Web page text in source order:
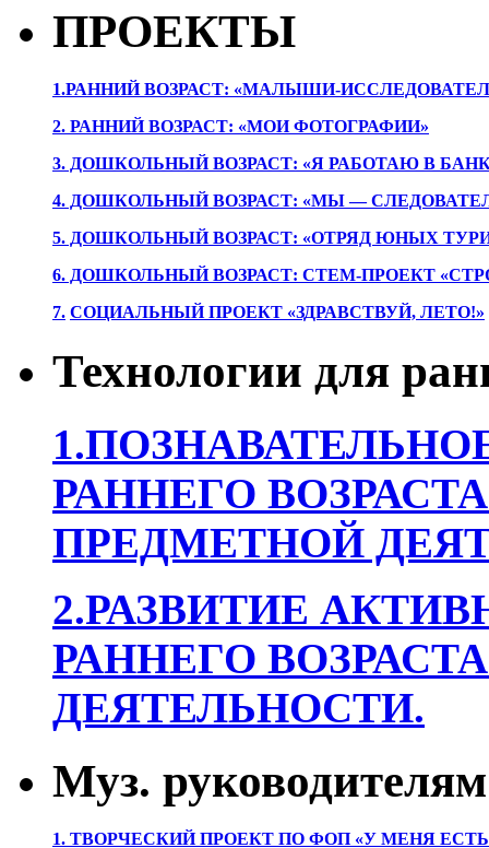
ПРОЕКТЫ
1.РАННИЙ ВОЗРАСТ: «МАЛЫШИ-
2. РАННИЙ ВОЗРАСТ: «МОИ ФОТОГРАФИИ»
3. ДОШКОЛЬНЫЙ ВОЗРАСТ: «Я РАБОТАЮ В
4. ДОШКОЛЬНЫЙ ВОЗРАСТ: «МЫ —
5. ДОШКОЛЬНЫЙ ВОЗРАСТ: «ОТРЯД ЮНЫХ
6. ДОШКОЛЬНЫЙ ВОЗРАСТ: СТЕМ-ПРОЕКТ
7. СОЦИАЛЬНЫЙ ПРОЕКТ «ЗДРАВСТВУЙ, ЛЕТО!»
Технологии для
РАННЕГО
ПРЕДМЕТНОЙ
2.РАЗВИТИЕ
РАННЕГО
ДЕЯТЕЛЬНОСТИ.
Муз. руководителям
1. ТВОРЧЕСКИЙ ПРОЕКТ ПО ФОП «У МЕНЯ